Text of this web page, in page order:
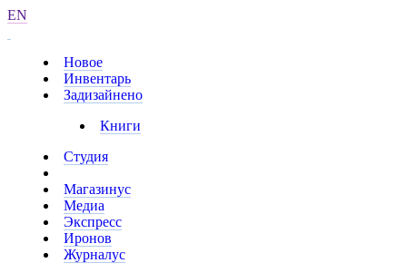
EN
Новое
Инвентарь
Задизайнено
Книги
Студия
Магазинус
Медиа
Экспресс
Иронов
Журналус